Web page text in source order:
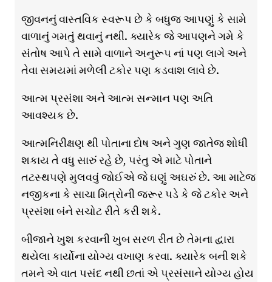
જીવનનું વાસ્તવિક સ્વરૂપ છે કે બધુજ આપણું કે સામે
વાળાનું ગમતું થવાનું નથી. ક્યારેક જે આપણને ગમે કે
સંતોષ આપે તે સામે વાળાને અનુરૂપ નાં પણ લાગે અને
તેવા સમયમાં મળેલી ટકોર પણ કડવાશ લાવે છે.
આત્મ પ્રસંશા અને આત્મ સન્માન પણ અતિ
આવશ્યક છે.
આત્મનિરીક્ષણ થી પોતાના દોષ અને ગુણ જાતેજ શોધી
શકાય તે વધુ સારું રહે છે, પરંતુ એ માટે પોતાને
તટસ્થપણે મુલવવું જોઈએ જે ઘણું અઘરું છે. આ માટેજ
નજીકના કે સાચા મિત્રોની જરૂર પડે કે જે ટકોર અને
પ્રસંશા બંને સચોટ રીતે કરી શકે.
બીજાને ખુશ કરવાની ખુબ સરળ રીત છે તેમના દ્વારા
થયેલા કાર્યોના યોગ્ય વખાણ કરવા. ક્યારેક બની શકે
તમને એ વાત પસંદ નથી છતાં એ પ્રસંસાને યોગ્ય હોય